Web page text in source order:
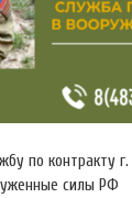
по контракту г.
силы РФ